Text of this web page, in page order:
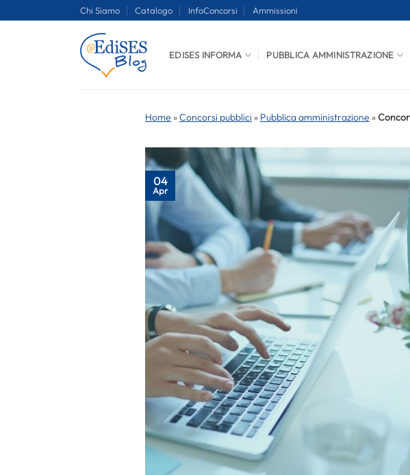
Chi Siamo Catalogo InfoConcorsi Ammissioni
EDISES INFORMA PUBBLICA AMMINISTRAZIONE
Home »Concorsi pubblici » Pubblica amministrazione »
04
Apr